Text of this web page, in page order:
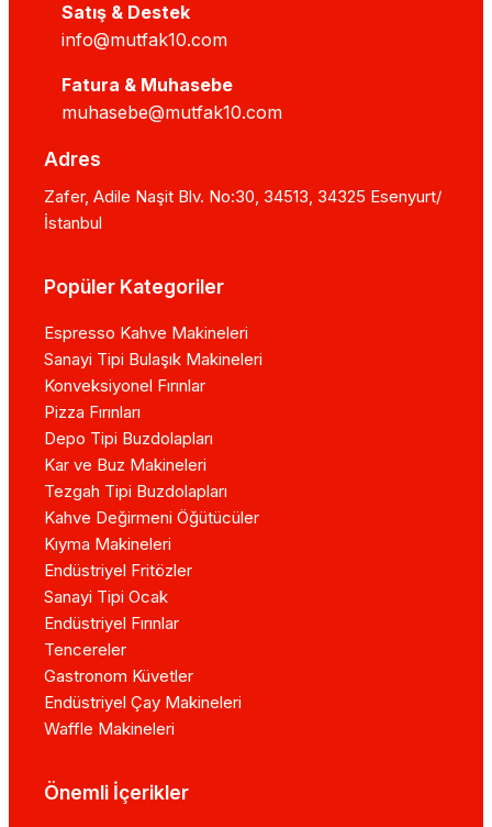
Satış & Destek
info@mutfak10.com
Fatura & Muhasebe
muhasebe@mutfak10.com
Adres
Zafer, Adile Naşit Blv. No:30, 34513, 34325 Esenyurt/
İstanbul
Popüler Kategoriler
Espresso Kahve Makineleri
Sanayi Tipi Bulaşık Makineleri
Konveksiyonel Fırınlar
Pizza Fırınları
Depo Tipi Buzdolapları
Kar ve Buz Makineleri
Tezgah Tipi Buzdolapları
Kahve Değirmeni Öğütücüler
Kıyma Makineleri
Endüstriyel Fritözler
Sanayi Tipi Ocak
Endüstriyel Fırınlar
Tencereler
Gastronom Küvetler
Endüstriyel Çay Makineleri
Waffle Makineleri
Önemli İçerikler